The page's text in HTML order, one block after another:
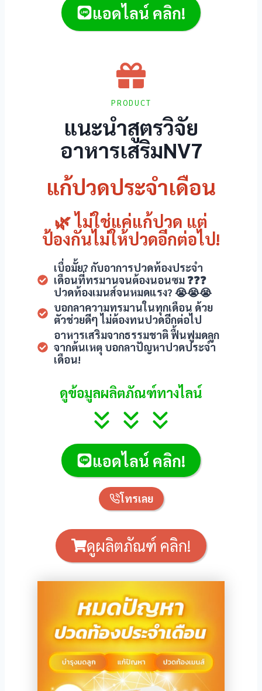
แอดไลน์ คลิก!
PRODUCT
แนะนำสูตรวิจัย
อาหารเสริมNV7
แก้ปวดประจำเดือน
🌿 ไม่ใช่แค่แก้ปวด แต่
ป้องกันไม่ให้ปวดอีกต่อไป!
เบื่อมั้ย? กับอาการปวดท้องประจำ
เดือนที่ทรมานจนต้องนอนซม ❓❓❓
ปวดท้องเมนส์จนหมดแรง? 😭😭😭
บอกลาความทรมานในทุกเดือน ด้วย
ตัวช่วยดีๆ ไม่ต้องทนปวดอีกต่อไป
อาหารเสริมจากธรรมชาติ ฟื้นฟูมดลูก
จากต้นเหตุ บอกลาปัญหาปวดประจำ
เดือน!
ดูข้อมูลผลิตภัณฑ์ทางไลน์
แอดไลน์ คลิก!
โทรเลย
ดูผลิตภัณฑ์ คลิก!